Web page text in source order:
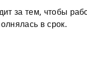
за тем, чтобы
в срок.